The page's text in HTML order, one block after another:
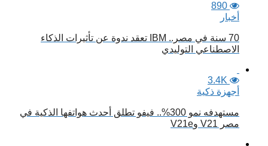
890
أخبار
70 سنة في مصر.. IBM تعقد ندوة عن تأثيرات الذكاء
الاصطناعي التوليدي
3.4K
أجهزة ذكية
مستهدفه نمو 300%.. فيفو تطلق أحدث هواتفها الذكية في
مصر V21 وV21e